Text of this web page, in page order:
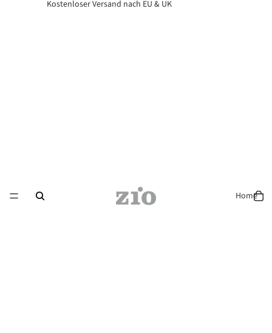
Kostenloser Versand nach EU & UK
Home